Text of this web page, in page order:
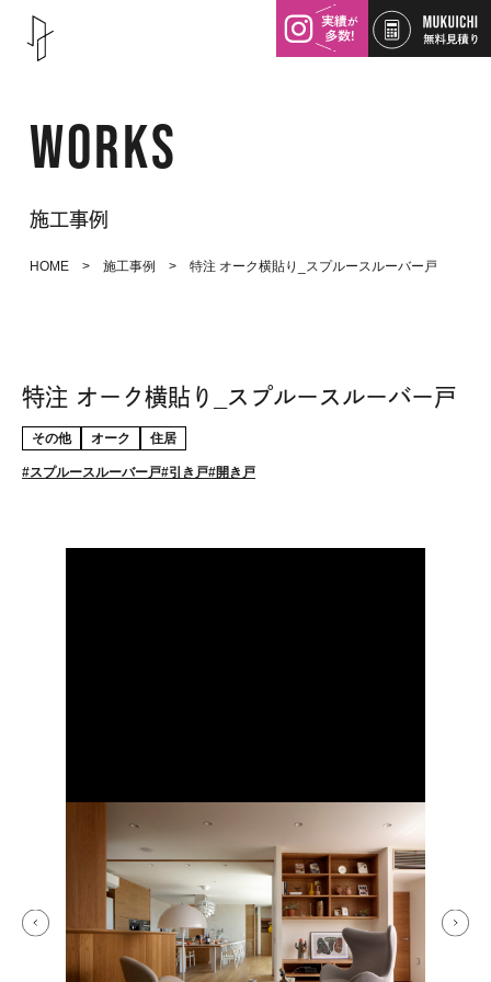
WORKS
施工事例
HOME> 施工事例 > 特注 オーク横貼り_スプルースルーバー戸
特注 オーク横貼り_スプルースルーバー戸
その他 オーク 住居
スプルースルーバー戸 引き戸 開き戸